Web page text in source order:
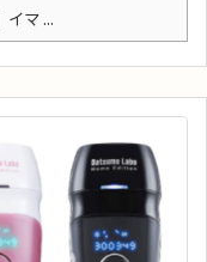
イマ ...